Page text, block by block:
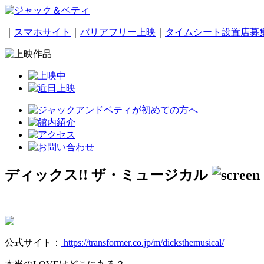
スマホサイト バリアフリー上映 タイムシート設置店募
ディックス!! ザ・ミュージカル
公式サイト： https://transformer.co.jp/m/dicksthemusical/